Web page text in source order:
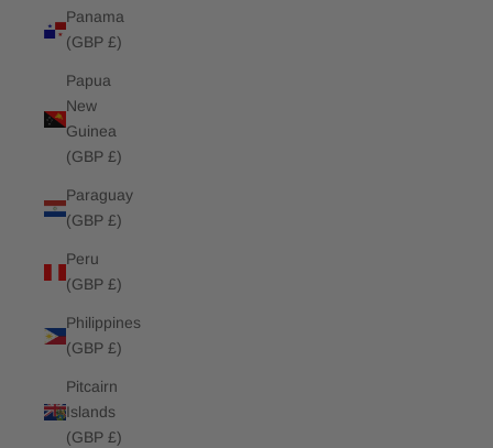
Panama
(GBP £)
Papua
New
Guinea
(GBP £)
Paraguay
(GBP £)
Peru
(GBP £)
Philippines
(GBP £)
Pitcairn
Islands
(GBP £)